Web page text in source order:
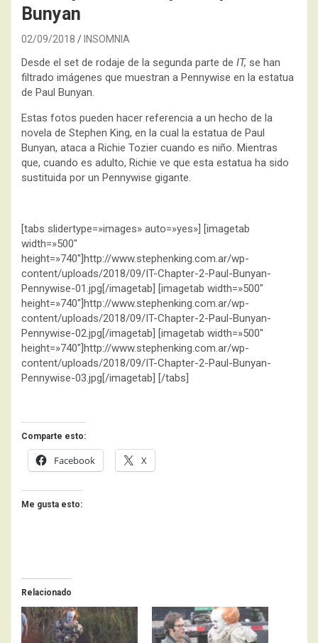
Bunyan
02/09/2018 INSOMNIA
Desde el set de rodaje de la segunda parte de IT, se han
filtrado imágenes que muestran a Pennywise en la estatua
de Paul Bunyan.
Estas fotos pueden hacer referencia a un hecho de la
novela de Stephen King, en la cual la estatua de Paul
Bunyan, ataca a Richie Tozier cuando es niño. Mientras
que, cuando es adulto, Richie ve que esta estatua ha sido
sustituida por un Pennywise gigante.
[tabs slidertype=»images» auto=»yes»] [imagetab
width=»500″
height=»740″]http://www.stephenking.com.ar/wp-
content/uploads/2018/09/IT-Chapter-2-Paul-Bunyan-
Pennywise-01.jpg[/imagetab] [imagetab width=»500″
height=»740″]http://www.stephenking.com.ar/wp-
content/uploads/2018/09/IT-Chapter-2-Paul-Bunyan-
Pennywise-02.jpg[/imagetab] [imagetab width=»500″
height=»740″]http://www.stephenking.com.ar/wp-
content/uploads/2018/09/IT-Chapter-2-Paul-Bunyan-
Pennywise-03.jpg[/imagetab] [/tabs]
Comparte esto:
Facebook X
Me gusta esto:
Relacionado